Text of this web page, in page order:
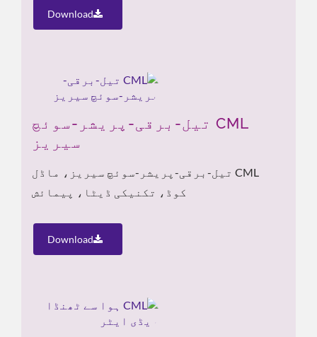
Download
CML تیل-برقی-پریشر-سوئچ
سیریز
CML تیل-برقی-پریشر-سوئچ سیریز، ماڈل
کوڈ، تکنیکی ڈیٹا، پیمائش
Download